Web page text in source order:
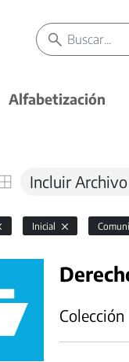
Alfabetización
Incluir
Inicial
Colección